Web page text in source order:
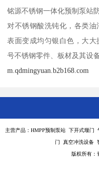
铭源不锈钢一体化预制泵站
对不锈钢酸洗钝化，各类
表面变成均匀银白色，大
号不锈钢零件、板材及其设备
m.qdmingyuan.b2b168.com
主营产品：HMPP预制泵站 下开式堰门
门 真空冲洗设备
版权所有：